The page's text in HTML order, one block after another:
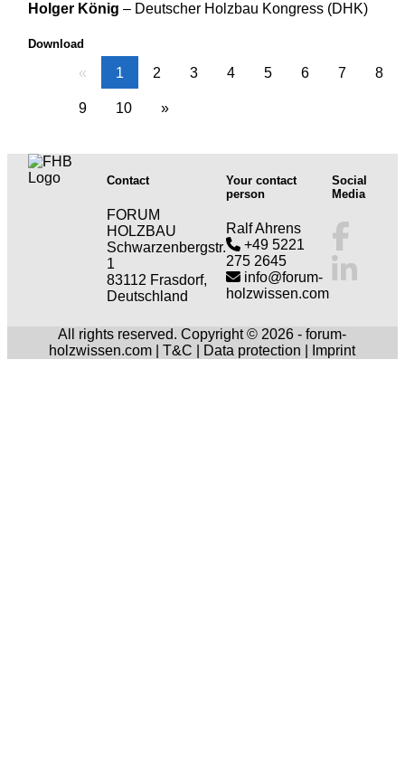
Holger König – Deutscher Holzbau Kongress (DHK)
Download
« 1 2 3 4 5 6 7 8
9 10 »
Contact
FORUM
HOLZBAU
Schwarzenbergstr.
1
83112 Frasdorf,
Deutschland
Your contact
person
Ralf Ahrens
+49 5221
275 2645
info@forum-
holzwissen.com
Social
Media
All rights reserved. Copyright © 2026 - forum-
holzwissen.com |T&C Data protection Imprint